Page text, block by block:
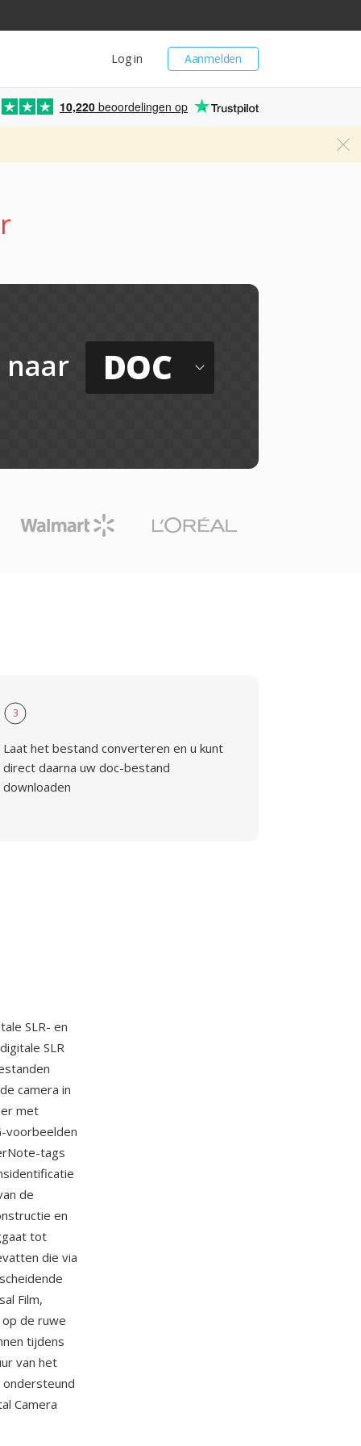
Aanmelden
Log in
10,220 beoordelingen op
naar DOC
3
Laat het bestand converteren en u kunt
direct daarna uw doc-bestand
downloaden
SLR- en
SLR
camera in
met
voorbeelden
tags
de
en
tot
die via
Film,
de ruwe
tijdens
van het
ondersteund
Camera